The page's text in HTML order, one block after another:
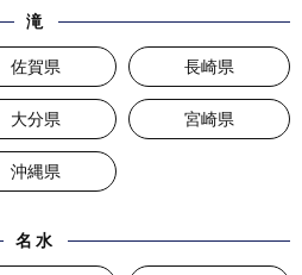
滝
佐賀県 長崎県
大分県 宮崎県
沖縄県
名水